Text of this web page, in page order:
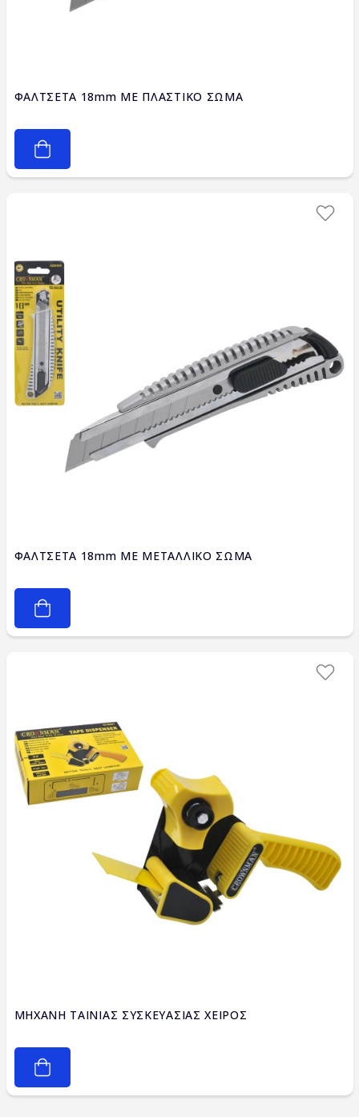
ΦΑΛΤΣΕΤΑ 18mm ΜΕ ΠΛΑΣΤΙΚΟ ΣΩΜΑ
ΦΑΛΤΣΕΤΑ 18mm ΜΕ ΜΕΤΑΛΛΙΚΟ ΣΩΜΑ
ΜΗΧΑΝΗ ΤΑΙΝΙΑΣ ΣΥΣΚΕΥΑΣΙΑΣ ΧΕΙΡΟΣ